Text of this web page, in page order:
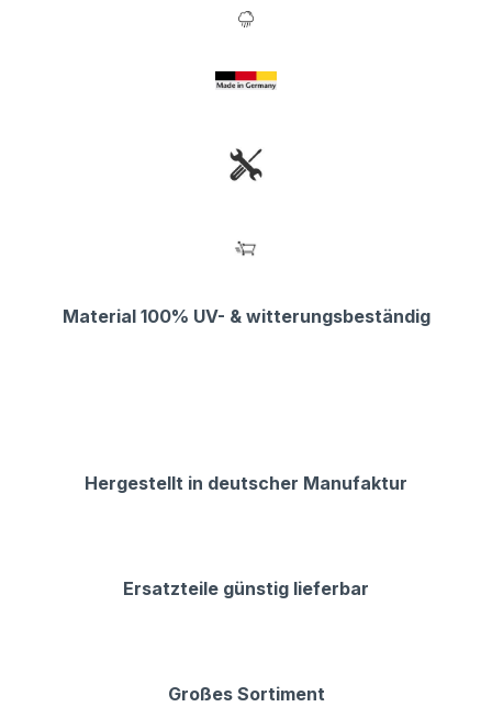
Material 100% UV- & witterungsbeständig
Hergestellt in deutscher Manufaktur
Ersatzteile günstig lieferbar
Großes Sortiment